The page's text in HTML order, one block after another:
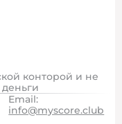
конторой и не
Email:
info@myscore.club